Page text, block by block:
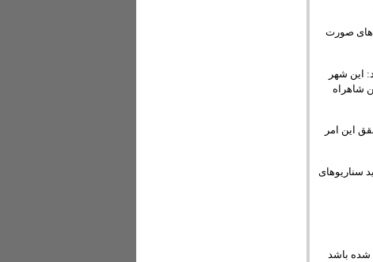
های صورت
این شهر
شاهراه
این امر
سناریوهای
شده باشد